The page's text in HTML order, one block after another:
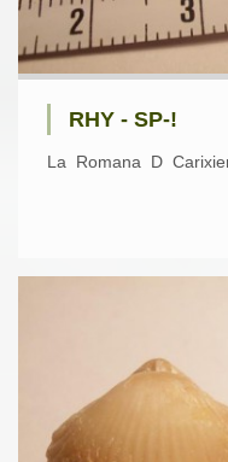
RHY - SP-!
La Romana D